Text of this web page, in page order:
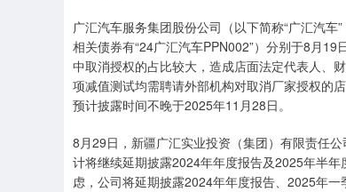
广汇汽车服务集团股份公司（以下简称“广汇汽车
相关债券有“24广汇汽车PPN002”）分别于8月
中取消授权的占比较大，造成店面法定代表人、
项减值测试均需聘请外部机构对取消厂家授权的
预计披露时间不晚于2025年11月28日。
8月29日，新疆广汇实业投资（集团）有限责任
计将继续延期披露2024年年度报告及2025年半
虑，公司将延期披露2024年年度报告、2025年一